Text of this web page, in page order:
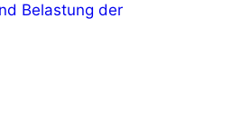
Belastung der